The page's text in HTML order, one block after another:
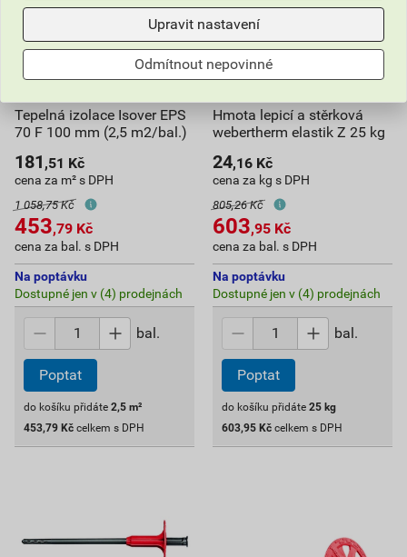
Tepelná izolace Isover EPS
70 F 100 mm (2,5 m2/bal.)
181 ,51 Kč
cena za m² s DPH
1 058,75 Kč
453,79 Kč
cena za bal. s DPH
Na poptávku
Dostupné jen v (4) prodejnách
bal.
Poptat
do košíku přidáte 2,5 m²
453,79 Kč celkem s DPH
Hmota lepicí a stěrková
webertherm elastik Z 25 kg
24,16 Kč
cena za kg s DPH
805,26 Kč
603,95 Kč
cena za bal. s DPH
Na poptávku
Dostupné jen v (4) prodejnách
bal.
Poptat
do košíku přidáte 25 kg
603,95 Kč celkem s DPH
Upravit nastavení
Odmítnout nepovinné